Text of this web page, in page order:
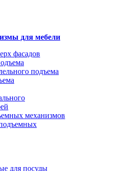
для мебели
фасадов
подъема
механизмов